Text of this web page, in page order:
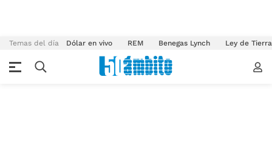
Temas del día Dólar en vivo REM Benegas Lynch Ley de